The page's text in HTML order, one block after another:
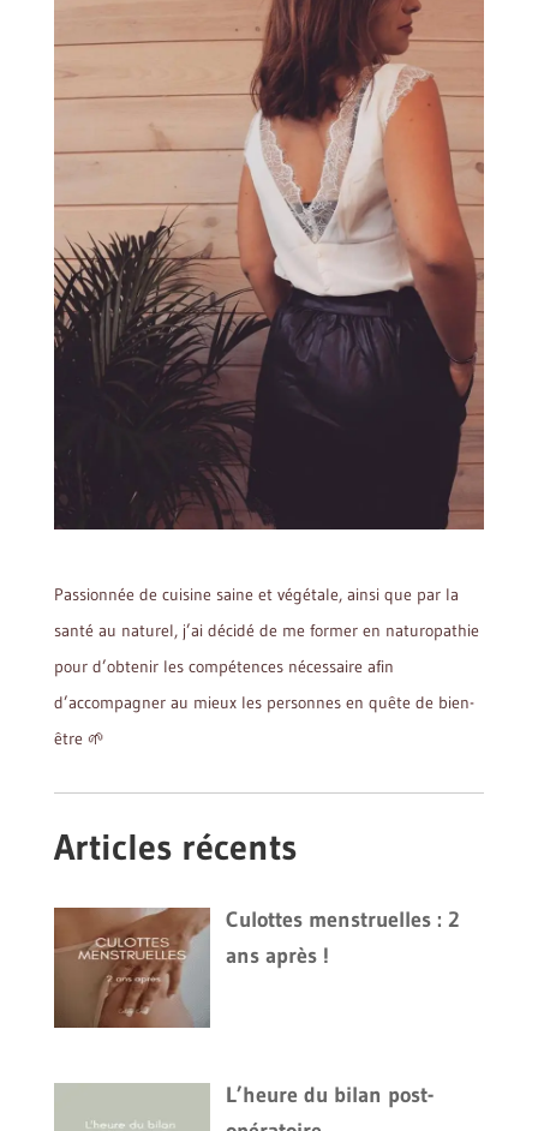
Passionnée de cuisine saine et végétale, ainsi que par la
santé au naturel, j’ai décidé de me former en naturopathie
pour d’obtenir les compétences nécessaire afin
d’accompagner au mieux les personnes en quête de bien-
être 🌱
Articles récents
Culottes menstruelles : 2
ans après !
L’heure du bilan post-